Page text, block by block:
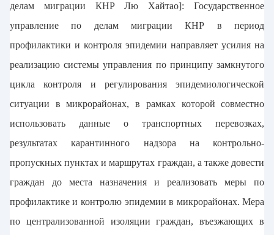
делам миграции КНР Лю Хайтао]: Государственное
управление по делам миграции КНР в период
профилактики и контроля эпидемии направляет усилия на
реализацию системы управления по принципу замкнутого
цикла контроля и регулирования эпидемиологической
ситуации в микрорайонах, в рамках которой совместно
использовать данные о транспортных перевозках,
результатах карантинного надзора на контрольно-
пропускных пунктах и маршрутах граждан, а также довести
граждан до места назначения и реализовать меры по
профилактике и контролю эпидемии в микрорайонах. Мера
по централизованной изоляции граждан, въезжающих в